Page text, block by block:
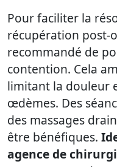
Pour faciliter la
récupération post-
recommandé de
contention. Cela
limitant la douleur
œdèmes. Des
des massages
être bénéfiques.
agence de